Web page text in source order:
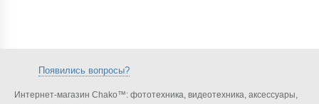
Появились вопросы?
Интернет-магазин Chako™: фототехника, видеотехника, аксессуары,